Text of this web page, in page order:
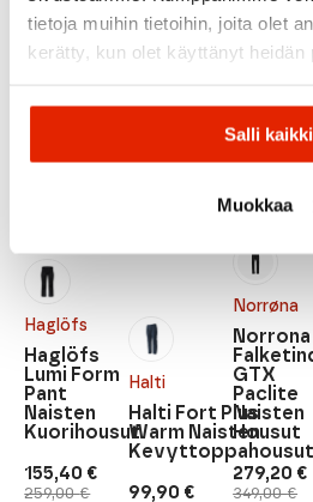
tietoja muihin tietoihin, joita olet
kerätty, kun olet käyttänyt heidän
Salli kaikki
Muokkaa
Suositeltua
Haglöfs
259,00€
Alkuperäinen
155,40 €
Nykyinen
Haglöfs
Lumi Form
Pant
Naisten
Kuorihousut
Halti
99,90 €
Halti Fort Plus
Warm Naisten
Kevyttoppahousut
Norrøna
ALE
349,00€
279,20 €
Nykyinen
Norrona
GTX
Paclite
Naisten
Housut